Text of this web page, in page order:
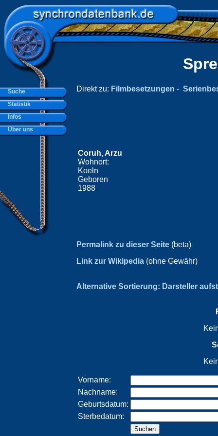
Direkt zu: Filmbesetzungen -
Coruh, Arzu
Wohnort:
Koeln
Geboren
1988
Permalink zu dieser Seite (beta)
Link zur Wikipedia (ohne Gewähr)
Alternative Sortierung: Darsteller
Vorname:
Nachname:
Geburtsdatum:
Sterbedatum:
Suche
Statistik
Infos
Über uns